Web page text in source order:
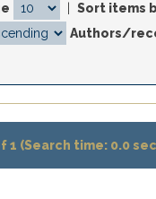
Sort items
Authors/
1 (Search time: 0.0